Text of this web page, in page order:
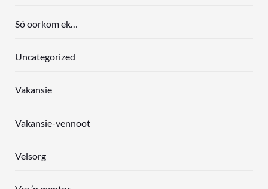
Só oorkom ek…
Uncategorized
Vakansie
Vakansie-vennoot
Velsorg